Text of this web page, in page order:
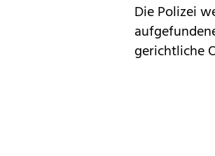
Die Polizei
gerichtliche